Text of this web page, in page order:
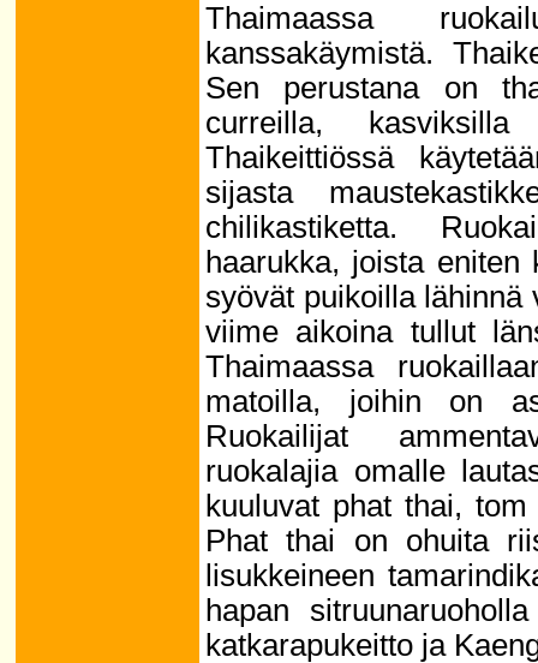
Thaimaassa
kanssakäymistä.
Sen perustana on
curreilla,
Thaikeittiössä
sijasta
chilikastiketta.
haarukka, joista eniten
syövät puikoilla lähinnä
viime aikoina tullut
Thaimaassa
matoilla, joihin on
Ruokailijat
ruokalajia omalle
kuuluvat phat thai,
Phat thai on ohuita
lisukkeineen
hapan
katkarapukeitto ja